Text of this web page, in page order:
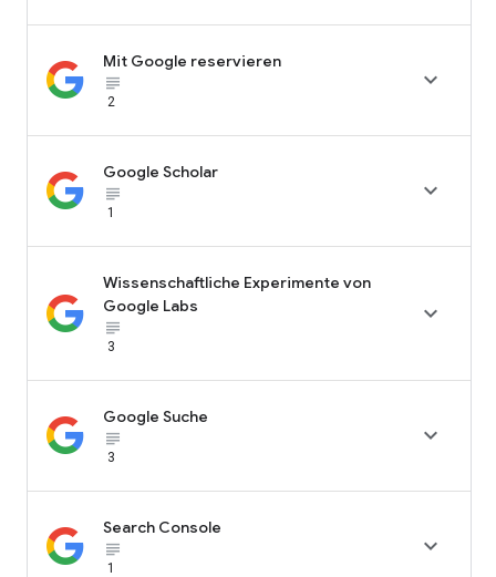
Mit Google reservieren
subject_black
2

Google Scholar
subject_black
1

Wissenschaftliche Experimente von
Google Labs
subject_black
3

Google Suche
subject_black
3

Search Console
subject_black
1
